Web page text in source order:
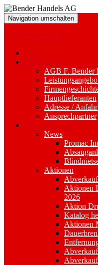
Navigation umschalten
AGB F. Bender
Hauptlieferanten
Adresse /
Ansprechpartner
News
Promac
Aktionen
Aktionen
2026
Aktion
Katalog
Aktionen